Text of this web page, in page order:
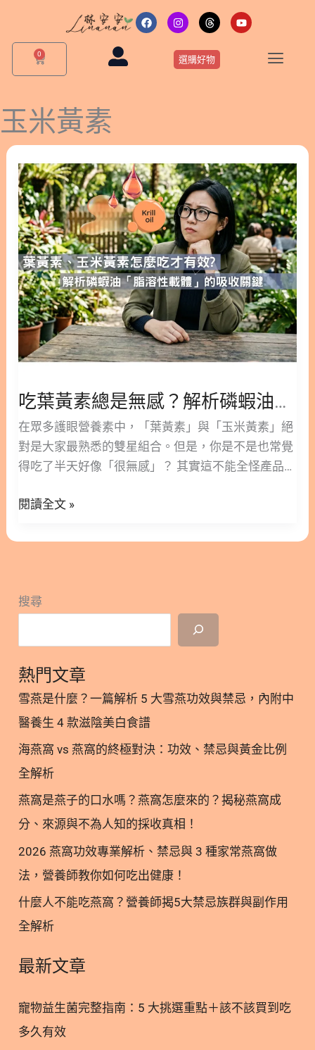
容
F
a
c
I
n
s
t
a
g
T
h
r
e
a
d
Y
o
u
0
購
物
籃
選購好物
玉米黃素
吃葉黃素總是無感？解析磷蝦油「脂溶性載體」如何突破葉黃素與玉米黃素的吸收障礙！
在眾多護眼營養素中，「葉黃素」與「玉米黃素」絕
對是大家最熟悉的雙星組合。但是，你是不是也常覺
得吃了半天好像「很無感」？ 其實這不能全怪產品，
狀態下的生物利用率僅有 10-15%！而且，它們被腸
底黃斑部並發揮作用。 大家好，我是林安安營養師。
境，並深入剖析如何利用「磷蝦油」這個高生物利用
率的強大載體，發揮 1+1>3 的保養效益！ 版本閱讀
>> 葉黃素、玉米黃素怎麼吃才有效?解析磷蝦油「脂
溶性載體」的吸收關鍵 隱藏/顯示內容目錄 內容目錄
: 顯示/隱藏 一、 護眼雙星：認識預防黃斑部病變的
關鍵營養 1.1. 什麼是葉黃素與玉米黃素？ 1.2. 生理功
能互補，構築藍光防護網 1.3. 為什麼葉黃素與玉米黃
素「必須」一起吃？ 二、 突破吸收瓶頸：為什麼吃
體：破解脂溶性營養的吸收障礙 3.1. Omega-3 強化
眼底運輸效率 3.2.為什麼首選是「磷蝦油」而非一般
魚油？ 3.3. 實證功效：大幅提升葉黃素吸收率 四、
葉黃素＋玉米黃素結論 六、葉黃素＋玉米黃素參考文
獻 一、 護眼雙星：認識預防黃斑部病變的關鍵營養
1.1. 什麼是葉黃素與玉米黃素？ 葉黃素（Lutein）與
玉米黃素（Zeaxanthin）同屬於類胡蘿蔔素
無法自行合成、必須完全仰賴飲食（如深綠色蔬菜、
們眼底黃斑部色素的核心成分。 1.2. 生理功能互補，
卻完美互補：葉黃素主要分佈於黃斑部的「周圍」，
葉
黃
素
總
是
無
感？
解
析
磷
油
「脂
溶
性
載
如
黃
與
玉
米
黃
素
的
吸
障
礙！
閱讀全文 »
搜尋
熱門文章
雪燕是什麼？一篇解析 5 大雪燕功效與禁忌，內附中
醫養生 4 款滋陰美白食譜
海燕窩 vs 燕窩的終極對決：功效、禁忌與黃金比例
全解析
燕窩是燕子的口水嗎？燕窩怎麼來的？揭秘燕窩成
分、來源與不為人知的採收真相！
2026 燕窩功效專業解析、禁忌與 3 種家常燕窩做
法，營養師教你如何吃出健康！
什麼人不能吃燕窩？營養師揭5大禁忌族群與副作用
全解析
最新文章
寵物益生菌完整指南：5 大挑選重點＋該不該買到吃
多久有效